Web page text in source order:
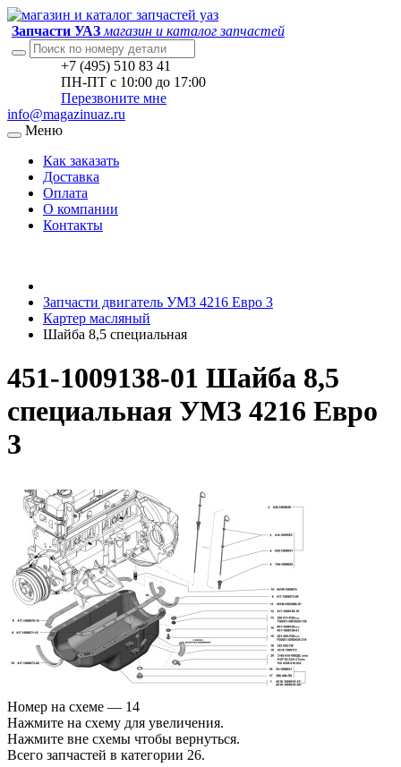
Запчасти УАЗ магазин и каталог запчастей
+7 (495) 510 83 41
ПН-ПТ с 10:00 до 17:00
Перезвоните мне
info@magazinuaz.ru
Меню
Как заказать
Доставка
Оплата
О компании
Контакты
Запчасти двигатель УМЗ 4216 Евро 3
Картер масляный
Шайба 8,5 специальная
451-1009138-01 Шайба 8,5
специальная УМЗ 4216 Евро
3
Номер на схеме — 14
Нажмите на схему для увеличения.
Нажмите вне схемы чтобы вернуться.
Всего запчастей в категории 26.